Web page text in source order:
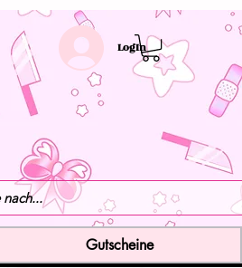
LogIn
Gutscheine